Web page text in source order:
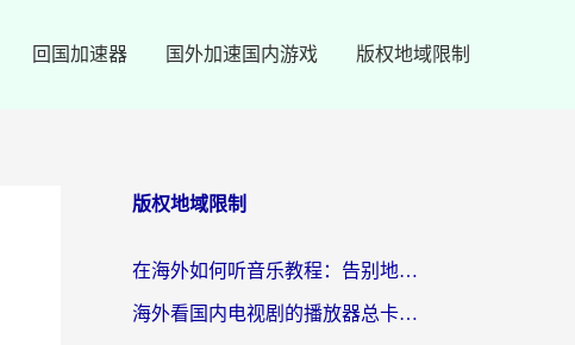
回国加速器 国外加速国内游戏 版权地域限制
版权地域限制
在海外如何听音乐教程：告别地域限制，随时听见国内的声音
海外看国内电视剧的播放器总卡顿？选对回国加速器才是关键